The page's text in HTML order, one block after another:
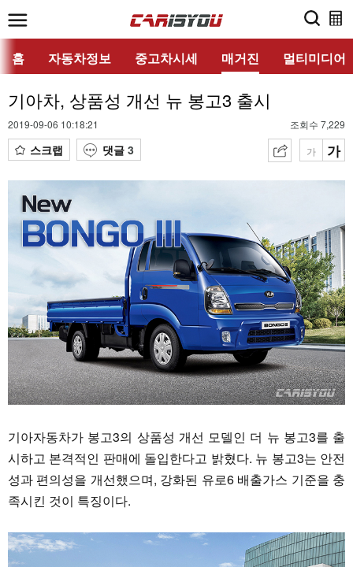
홈 자동차정보 중고차시세 매거진 멀티미디어
기아차, 상품성 개선 뉴 봉고3 출시
2019-09-06 10:18:21 조회수 7,229
스크랩 댓글 3 가 가
기아자동차가 봉고3의 상품성 개선 모델인 더 뉴 봉고3를 출
시하고 본격적인 판매에 돌입한다고 밝혔다. 뉴 봉고3는 안전
성과 편의성을 개선했으며, 강화된 유로6 배출가스 기준을 충
족시킨 것이 특징이다.